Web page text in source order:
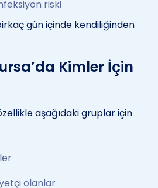
riski
gün içinde kendiliğinden
Kimler İçin
aşağıdaki gruplar için
olanlar